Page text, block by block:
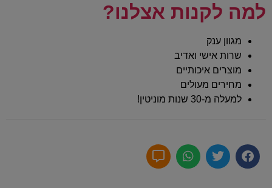
למה לקנות אצלנו?
מגוון ענק
שרות אישי ואדיב
מוצרים איכותיים
מחירים מעולים
למעלה מ-30 שנות מוניטין!